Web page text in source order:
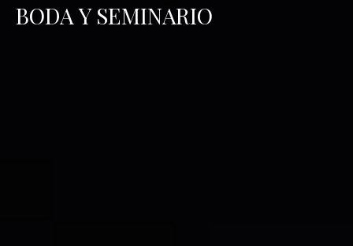
BODA Y SEMINARIO